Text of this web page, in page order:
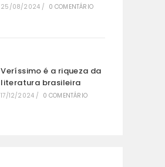
25/08/2024 / 0 COMENTÁRIO
Veríssimo é a riqueza da
literatura brasileira
17/12/2024 / 0 COMENTÁRIO